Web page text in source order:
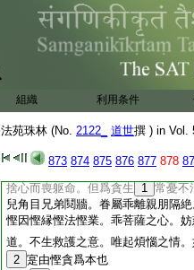
組織 利用条件
法苑珠林 (No. 2122_ 道世撰 ) in Vol.
873 874 875 876 877 878
部第一
夫布施之業。乃是衆行之源。既標
又題四攝之首。所以給孤獨
食
悋。須達拏王。施白象而無惜。尚
忘己形躯。故薩埵投身。以救飢羸
懷。寶貨倉儲。寧容在意。俗書
重義愛賢好士。且自財物無常。何
苦心積聚。竟復何施。四怖交煎。五
有智人而當寶翫。比見凡愚悋惜家財
捨心而喪躯命。但爲貪生
1 常憂不
兒角目兄弟鬩牆。眷屬乖離親朋隔
慳因慳縁慳法慳業。乖菩薩之心。妨
道。不生救護之意。唯起煩惱之情。
2 寔由慳貪爲本也